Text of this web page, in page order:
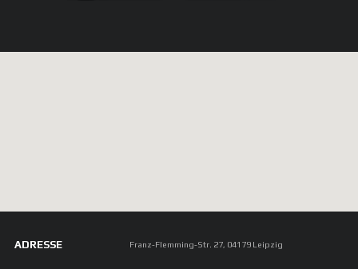
ADRESSE Franz-Flemming-Str. 27, 04179 Leipzig